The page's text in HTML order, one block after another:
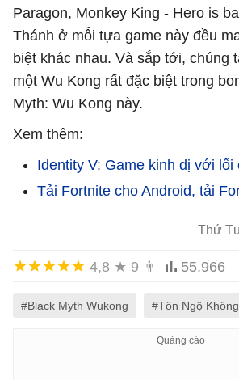
Paragon, Monkey King - Hero is
Thánh ở mỗi tựa game này đều
biệt khác nhau. Và sắp tới, chúng
một Wu Kong rất đặc biệt trong
Myth: Wu Kong này.
Xem thêm:
Identity V: Game kinh dị với lối
Tải Fortnite cho Android, tải
Thứ
4,8 ★ 9 👨 55.966
#Black Myth Wukong #Tôn Ngộ Không